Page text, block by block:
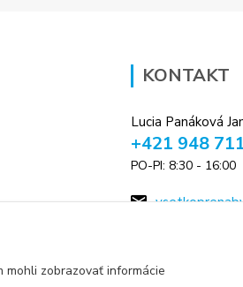
KONTAKT
Lucia Panáková
+421 948
PO-PI: 8:30 - 16:00
mohli zobrazovať informácie